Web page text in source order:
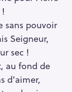
sans pouvoir
Seigneur,
sec !
au fond de
d’aimer,